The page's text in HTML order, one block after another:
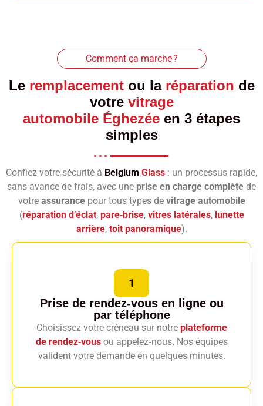
Comment ça marche ?
Le remplacementou la réparation de
votre vitrage
automobile Éghezée en 3 étapes
simples
Confiez votre sécurité à Belgium Glass : un processus rapide,
sans avance de frais, avec une prise en charge complète de
votre assurancepour tous types de vitrage automobile
(réparation d’éclat, pare‑brise, vitres latérales, lunette
arrière, toit panoramique).
1
Prise de rendez-vous en ligne ou
par téléphone
Choisissez votre créneau sur notre plateforme
de rendez‑vousou appelez‑nous. Nos équipes
valident votre demande en quelques minutes.